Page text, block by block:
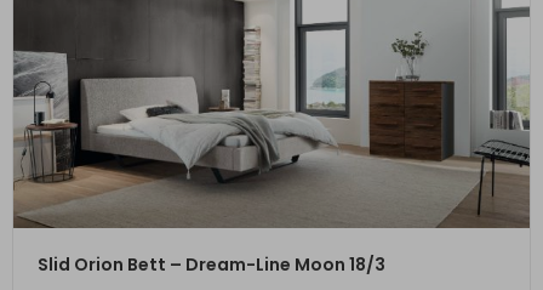
ZUM PRODUKT
Slid Orion Bett – Dream-Line Moon 18/3